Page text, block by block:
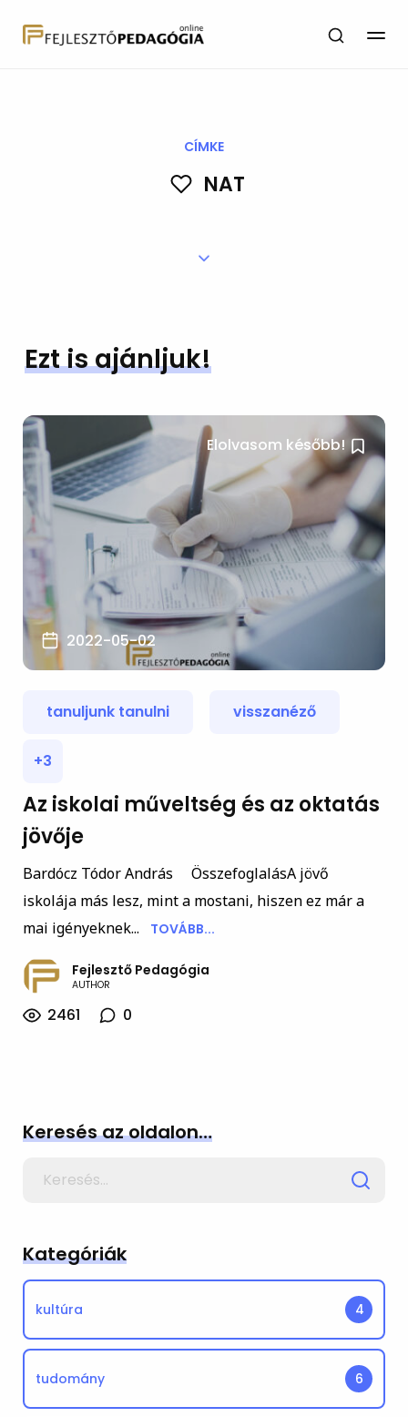
CÍMKE
NAT
Ezt is ajánljuk!
Elolvasom később!
2022-05-02
tanuljunk tanulni visszanéző
+3
Az iskolai műveltség és az oktatás
jövője
Bardócz Tódor András ÖsszefoglalásA jövő
iskolája más lesz, mint a mostani, hiszen ez már a
mai igényeknek...
TOVÁBB...
Fejlesztő Pedagógia
AUTHOR
2461 0
Keresés az oldalon…
Kategóriák
kultúra 4
tudomány 6